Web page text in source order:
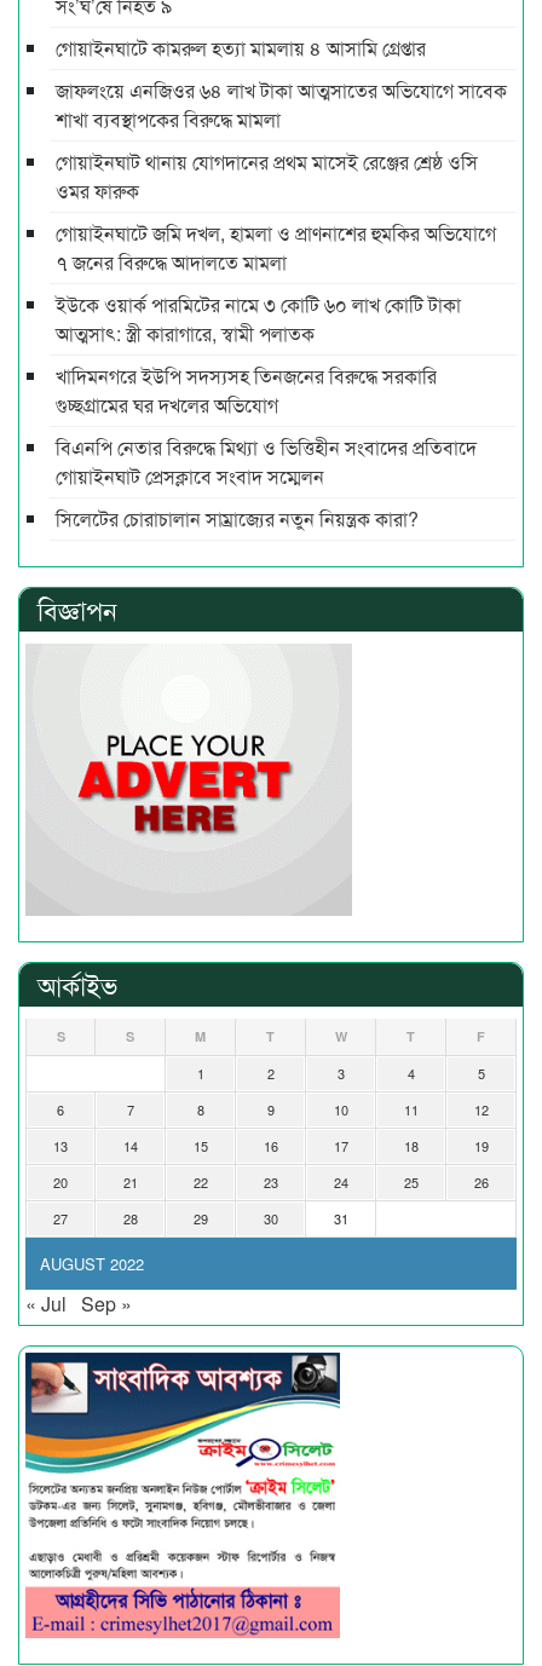
সং’ঘ’র্ষে নিহত ৯
গোয়াইনঘাটে কামরুল হত্যা মামলায় ৪ আসামি গ্রেপ্তার
জাফলংয়ে এনজিওর ৬৪ লাখ টাকা আত্মসাতের অভিযোগে সাবেক
শাখা ব্যবস্থাপকের বিরুদ্ধে মামলা
গোয়াইনঘাট থানায় যোগদানের প্রথম মাসেই রেঞ্জের শ্রেষ্ঠ ওসি
ওমর ফারুক
গোয়াইনঘাটে জমি দখল, হামলা ও প্রাণনাশের হুমকির অভিযোগে
৭ জনের বিরুদ্ধে আদালতে মামলা
ইউকে ওয়ার্ক পারমিটের নামে ৩ কোটি ৬০ লাখ কোটি টাকা
আত্মসাৎ: স্ত্রী কারাগারে, স্বামী পলাতক
খাদিমনগরে ইউপি সদস্যসহ তিনজনের বিরুদ্ধে সরকারি
গুচ্ছগ্রামের ঘর দখলের অভিযোগ
বিএনপি নেতার বিরুদ্ধে মিথ্যা ও ভিত্তিহীন সংবাদের প্রতিবাদে
গোয়াইনঘাট প্রেসক্লাবে সংবাদ সম্মেলন
সিলেটের চোরাচালান সাম্রাজ্যের নতুন নিয়ন্ত্রক কারা?
বিজ্ঞাপন
আর্কাইভ
AUGUST 2022
S S M T W T F
1 2 3 4
5
6
7 8 9 10 11
12
13
14 15 16 17 18
19
20
21 22 23 24 25
26
27
28 29 30 31
« Jul Sep »